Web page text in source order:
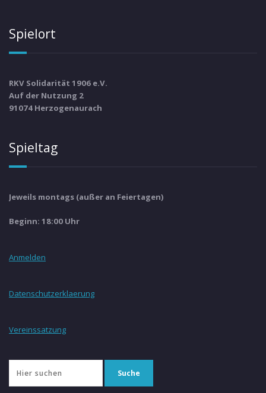
Spielort
RKV Solidarität 1906 e.V.
Auf der Nutzung 2
91074 Herzogenaurach
Spieltag
Jeweils montags (außer an Feiertagen)
Beginn: 18:00 Uhr
Anmelden
Datenschutzerklaerung
Vereinssatzung